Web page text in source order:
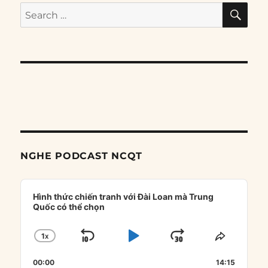
Search
for:
NGHE PODCAST NCQT
Audio
Player
Hình thức chiến tranh với Đài Loan mà Trung
Quốc có thể chọn
CHANGE
RATE
1X
SKIP
PLAYJUMP
FORWARD
SHARE
00:00 14:15